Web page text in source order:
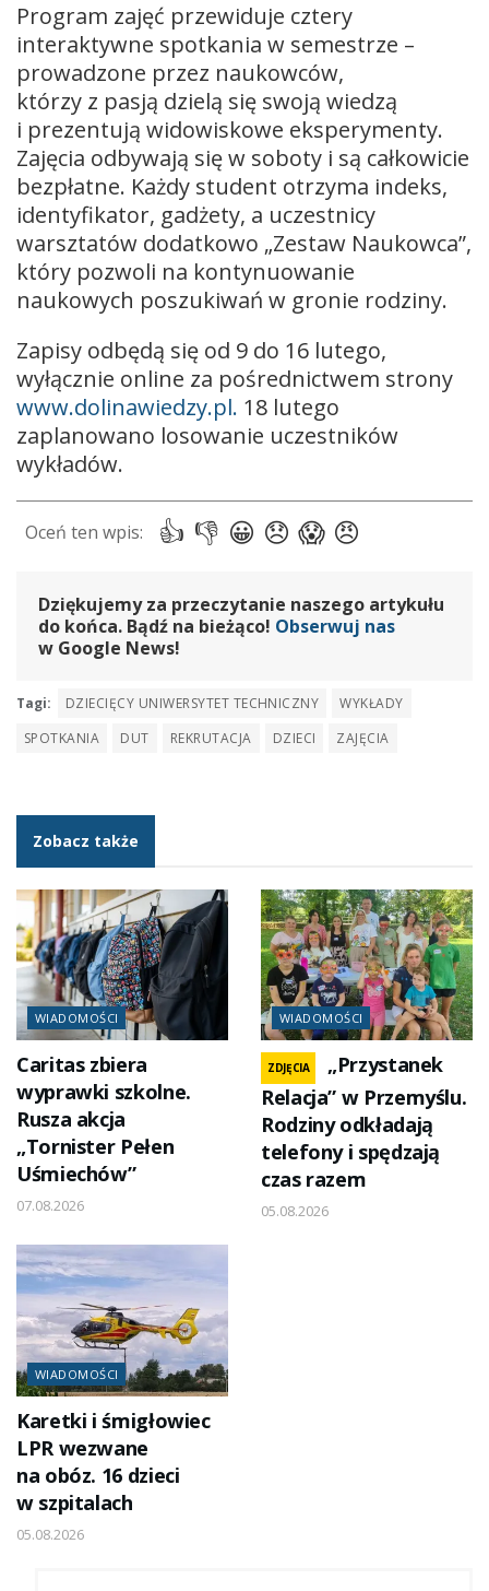
Program zajęć przewiduje cztery
interaktywne spotkania w semestrze –
prowadzone przez naukowców,
którzy z pasją dzielą się swoją wiedzą
i prezentują widowiskowe eksperymenty.
Zajęcia odbywają się w soboty i są całkowicie
bezpłatne. Każdy student otrzyma indeks,
identyfikator, gadżety, a uczestnicy
warsztatów dodatkowo „Zestaw Naukowca”,
który pozwoli na kontynuowanie
naukowych poszukiwań w gronie rodziny.
Zapisy odbędą się od 9 do 16 lutego,
wyłącznie online za pośrednictwem strony
www.dolinawiedzy.pl. 18 lutego
zaplanowano losowanie uczestników
wykładów.
Dziękujemy za przeczytanie naszego artykułu
do końca. Bądź na bieżąco! Obserwuj nas
w Google News!
Tagi: DZIECIĘCY UNIWERSYTET TECHNICZNY
WYKŁADY
SPOTKANIA
DUT REKRUTACJA DZIECI ZAJĘCIA
Zobacz także
WIADOMOŚCI
Caritas zbiera
wyprawki szkolne.
Rusza akcja
„Tornister Pełen
Uśmiechów”
07.08.2026
WIADOMOŚCI
ZDJĘCIA
„Przystanek
Relacja” w Przemyślu.
Rodziny odkładają
telefony i spędzają
czas razem
05.08.2026
WIADOMOŚCI
Karetki i śmigłowiec
LPR wezwane
na obóz. 16 dzieci
w szpitalach
05.08.2026